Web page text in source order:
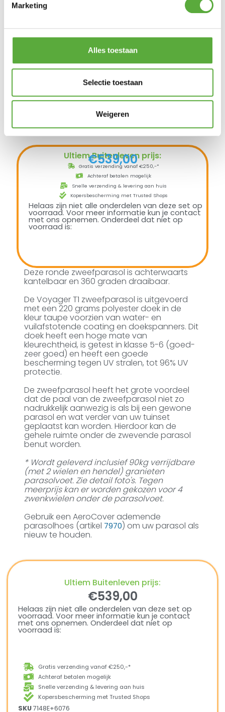
Marketing
Alles toestaan
Selectie toestaan
Weigeren
Ultiem Buitenleven prijs:
€539,00
Gratis verzending vanaf €250,-*
Achteraf betalen mogelijk
Snelle verzending & levering aan huis
Kopersbescherming met Trusted Shops
Helaas zijn niet alle onderdelen van deze set op
voorraad. Voor meer informatie kun je contact
met ons opnemen. Onderdeel dat niet op
voorraad is:
Deze ronde zweefparasol is achterwaarts
kantelbaar en 360 graden draaibaar.
De Voyager T1 zweefparasol is uitgevoerd
met een 220 grams polyester doek in de
kleur taupe voorzien van water- en
vuilafstotende coating en doekspanners. Dit
doek heeft een hoge mate van
kleurechtheid, is getest in klasse 5-6 (goed-
zeer goed) en heeft een goede
bescherming tegen UV stralen, tot 96% UV
protectie.
De zweefparasol heeft het grote voordeel
dat de paal van de zweefparasol niet zo
nadrukkelijk aanwezig is als bij een gewone
parasol en wat verder van uw tuinset
geplaatst kan worden. Hierdoor kan de
gehele ruimte onder de zwevende parasol
benut worden.
* Wordt geleverd inclusief 90kg verrijdbare
(met 2 wielen en hendel) granieten
parasolvoet. Zie detail foto's. Tegen
meerprijs kan er worden gekozen voor 4
zwenkwielen onder de parasolvoet.
Gebruik een AeroCover ademende
parasolhoes (artikel 7970) om uw parasol als
nieuw te houden.
Ultiem Buitenleven prijs:
€539,00
Helaas zijn niet alle onderdelen van deze set op
voorraad. Voor meer informatie kun je contact
met ons opnemen. Onderdeel dat niet op
voorraad is:
Gratis verzending vanaf €250,-*
Achteraf betalen mogelijk
Snelle verzending & levering aan huis
Kopersbescherming met Trusted Shops
SKU7148E+6076